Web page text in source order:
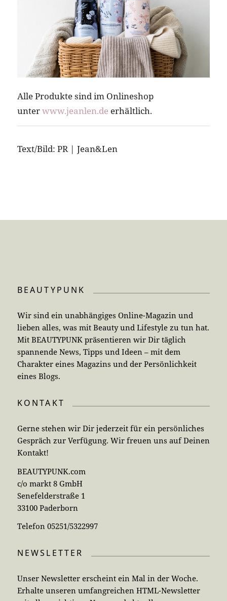
Alle Produkte sind im Onlineshop
unterwww.jeanlen.de erhältlich.
Text/Bild: PR | Jean&Len
BEAUTYPUNK
Wir sind ein unabhängiges Online-Magazin und
lieben alles, was mit Beauty und Lifestyle zu tun hat.
Mit BEAUTYPUNK präsentieren wir Dir täglich
spannende News, Tipps und Ideen – mit dem
Charakter eines Magazins und der Persönlichkeit
eines Blogs.
KONTAKT
Gerne stehen wir Dir jederzeit für ein persönliches
Gespräch zur Verfügung. Wir freuen uns auf Deinen
Kontakt!
BEAUTYPUNK.com
c/o markt 8 GmbH
Senefelderstraße 1
33100 Paderborn
Telefon 05251/5322997
NEWSLETTER
Unser Newsletter erscheint ein Mal in der Woche.
Erhalte unseren umfangreichen HTML-Newsletter